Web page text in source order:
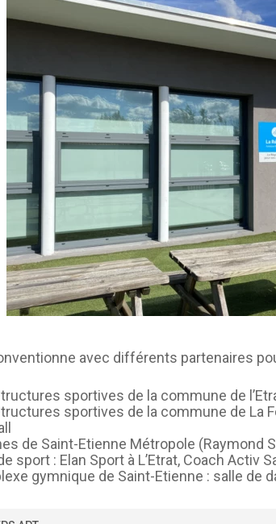
avec différents partenaires
sportives de la commune de
sportives de la commune de La
de Saint-Etienne Métropole (Raymond
sport : Elan Sport à L’Etrat, Coach Activ
gymnique de Saint-Etienne : salle de